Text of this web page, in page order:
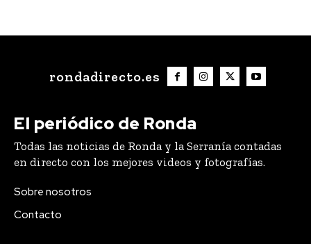
rondadirecto.es
El periódico de Ronda
Todas las noticias de Ronda y la Serranía contadas
en directo con los mejores videos y fotografías.
Sobre nosotros
Contacto